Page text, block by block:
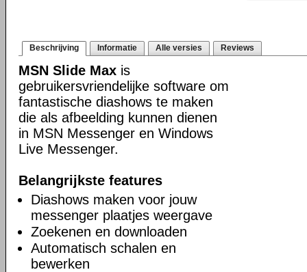
Beschrijving Informatie Alle versies Reviews
MSN Slide Max is
gebruikersvriendelijke software om
fantastische diashows te maken
die als afbeelding kunnen dienen
in MSN Messenger en Windows
Live Messenger.
Belangrijkste features
Diashows maken voor jouw
messenger plaatjes weergave
Zoekenen en downloaden
Automatisch schalen en
bewerken